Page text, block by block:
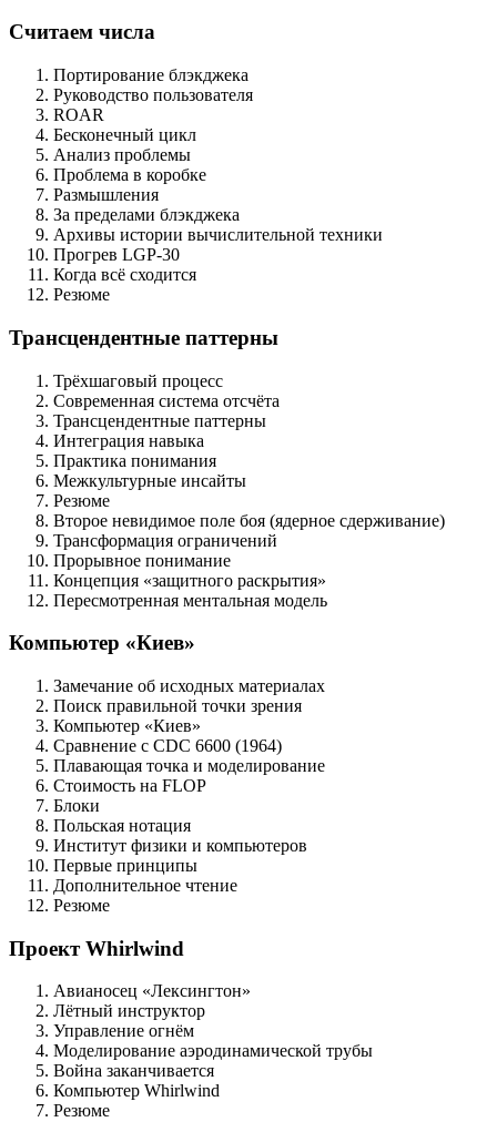
Считаем числа
Портирование блэкджека
Руководство пользователя
ROAR
Бесконечный цикл
Анализ проблемы
Проблема в коробке
Размышления
За пределами блэкджека
Архивы истории вычислительной техники
Прогрев LGP-30
Когда всё сходится
Резюме
Трансцендентные паттерны
Трёхшаговый процесс
Современная система отсчёта
Трансцендентные паттерны
Интеграция навыка
Практика понимания
Межкультурные инсайты
Резюме
Второе невидимое поле боя (ядерное сдерживание)
Трансформация ограничений
Прорывное понимание
Концепция «защитного раскрытия»
Пересмотренная ментальная модель
Компьютер «Киев»
Замечание об исходных материалах
Поиск правильной точки зрения
Компьютер «Киев»
Сравнение с CDC 6600 (1964)
Плавающая точка и моделирование
Стоимость на FLOP
Блоки
Польская нотация
Институт физики и компьютеров
Первые принципы
Дополнительное чтение
Резюме
Проект Whirlwind
Авианосец «Лексингтон»
Лётный инструктор
Управление огнём
Моделирование аэродинамической трубы
Война заканчивается
Компьютер Whirlwind
Резюме